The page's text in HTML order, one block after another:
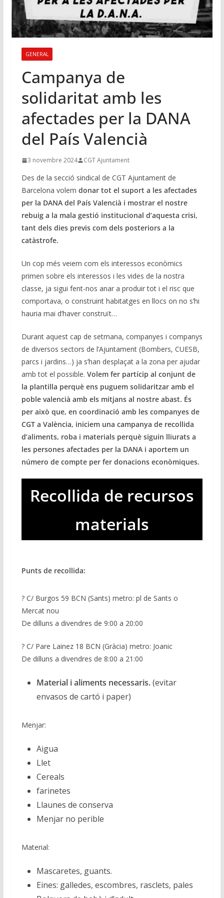
GENERAL
Campanya de
solidaritat amb les
afectades per la DANA
del País Valencià
3 novembre 2024 CGT Ajuntament
Des de la secció sindical de CGT Ajuntament de
Barcelona volem donar tot el suport a les afectades
per la DANA del País Valencià i mostrar el nostre
rebuig a la mala gestió institucional d’aquesta crisi,
tant dels dies previs com dels posteriors a la
catàstrofe.
Un cop més veiem com els interessos econòmics
primen sobre els interessos i les vides de la nostra
classe, ja sigui fent-nos anar a produir tot i el risc que
comportava, o construint habitatges en llocs on no s’hi
hauria mai d’haver construït…
Durant aquest cap de setmana, companyes i companys
de diversos sectors de l’Ajuntament (Bombers, CUESB,
parcs i jardins…) ja s’han desplaçat a la zona per ajudar
amb tot el possible. Volem fer partícip al conjunt de
la plantilla perquè ens puguem solidaritzar amb el
poble valencià amb els mitjans al nostre abast. És
per això que, en coordinació amb les companyes de
CGT a València, iniciem una campanya de recollida
d’aliments, roba i materials perquè siguin lliurats a
les persones afectades per la DANA i aportem un
número de compte per fer donacions econòmiques.
Recollida de recursos
materials
Punts de recollida:
? C/ Burgos 59 BCN (Sants) metro: pl de Sants o
Mercat nou
De dilluns a divendres de 9:00 a 20:00
? C/ Pare Lainez 18 BCN (Gràcia) metro: Joanic
De dilluns a divendres de 8:00 a 21:00
Material i aliments necessaris.(evitar
envasos de cartó i paper)
Menjar:
Aigua
Llet
Cereals
farinetes
Llaunes de conserva
Menjar no perible
Material:
Mascaretes, guants.
Eines: galledes, escombres, rasclets, pales